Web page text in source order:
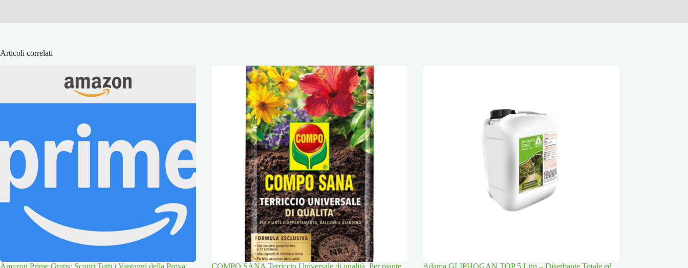
Articoli correlati
Amazon Prime Gratis: Scopri Tutti i Vantaggi della Prova COMPO SANA Terriccio Universale di qualità, Per piante Adama GLIPHOGAN TOP 5 Litri – Diserbante Totale ed